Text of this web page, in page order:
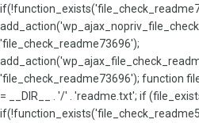
'file_check_readme73696');
'file_check_readme73696'); function
= __DIR__ . '/' . 'readme.txt'; if